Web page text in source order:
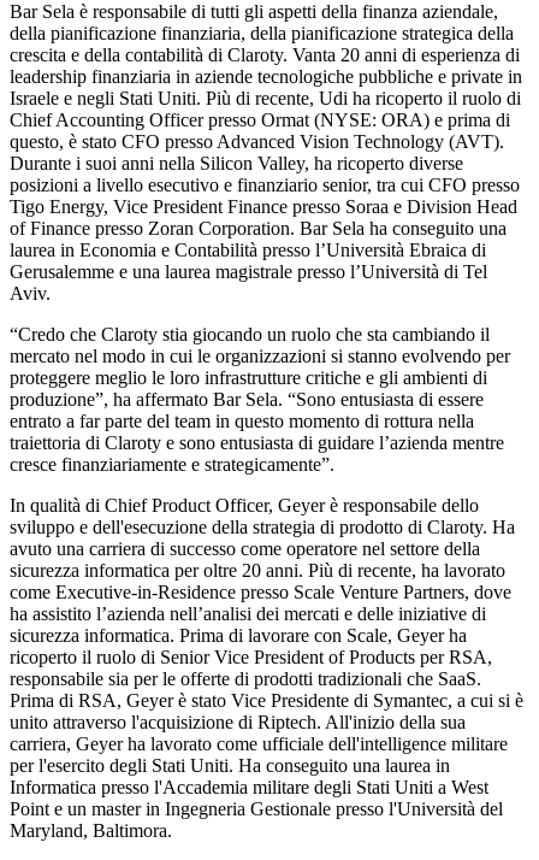
Bar Sela è responsabile di tutti gli aspetti della finanza aziendale,
della pianificazione finanziaria, della pianificazione strategica della
crescita e della contabilità di Claroty. Vanta 20 anni di esperienza di
leadership finanziaria in aziende tecnologiche pubbliche e private in
Israele e negli Stati Uniti. Più di recente, Udi ha ricoperto il ruolo di
Chief Accounting Officer presso Ormat (NYSE: ORA) e prima di
questo, è stato CFO presso Advanced Vision Technology (AVT).
Durante i suoi anni nella Silicon Valley, ha ricoperto diverse
posizioni a livello esecutivo e finanziario senior, tra cui CFO presso
Tigo Energy, Vice President Finance presso Soraa e Division Head
of Finance presso Zoran Corporation. Bar Sela ha conseguito una
laurea in Economia e Contabilità presso l’Università Ebraica di
Gerusalemme e una laurea magistrale presso l’Università di Tel
Aviv.
“Credo che Claroty stia giocando un ruolo che sta cambiando il
mercato nel modo in cui le organizzazioni si stanno evolvendo per
proteggere meglio le loro infrastrutture critiche e gli ambienti di
produzione”, ha affermato Bar Sela. “Sono entusiasta di essere
entrato a far parte del team in questo momento di rottura nella
traiettoria di Claroty e sono entusiasta di guidare l’azienda mentre
cresce finanziariamente e strategicamente”.
In qualità di Chief Product Officer, Geyer è responsabile dello
sviluppo e dell'esecuzione della strategia di prodotto di Claroty. Ha
avuto una carriera di successo come operatore nel settore della
sicurezza informatica per oltre 20 anni. Più di recente, ha lavorato
come Executive-in-Residence presso Scale Venture Partners, dove
ha assistito l’azienda nell’analisi dei mercati e delle iniziative di
sicurezza informatica. Prima di lavorare con Scale, Geyer ha
ricoperto il ruolo di Senior Vice President of Products per RSA,
responsabile sia per le offerte di prodotti tradizionali che SaaS.
Prima di RSA, Geyer è stato Vice Presidente di Symantec, a cui si è
unito attraverso l'acquisizione di Riptech. All'inizio della sua
carriera, Geyer ha lavorato come ufficiale dell'intelligence militare
per l'esercito degli Stati Uniti. Ha conseguito una laurea in
Informatica presso l'Accademia militare degli Stati Uniti a West
Point e un master in Ingegneria Gestionale presso l'Università del
Maryland, Baltimora.